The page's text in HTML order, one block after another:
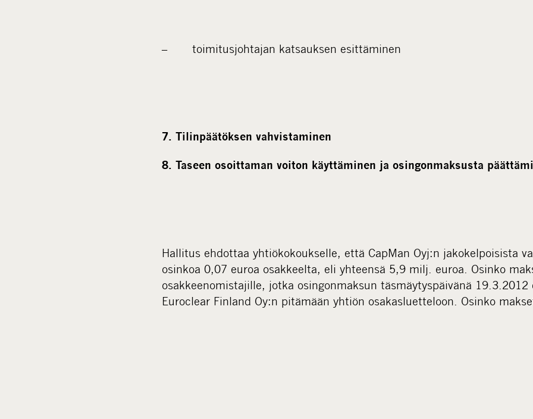
– toimitusjohtajan katsauksen esittäminen
7. Tilinpäätöksen vahvistaminen
8. Taseen osoittaman voiton käyttäminen ja osingonmaksusta
Hallitus ehdottaa yhtiökokoukselle, että CapMan Oyj:n jakokelpoisista
osinkoa 0,07 euroa osakkeelta, eli yhteensä 5,9 milj. euroa. Osinko
osakkeenomistajille, jotka osingonmaksun täsmäytyspäivänä
Euroclear Finland Oy:n pitämään yhtiön osakasluetteloon. Osinko